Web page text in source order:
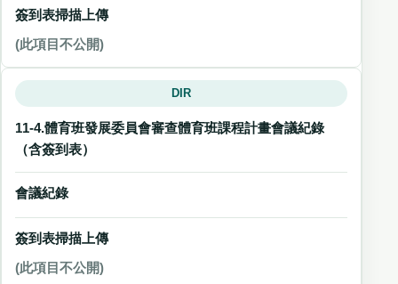
簽到表掃描上傳
(此項目不公開)
DIR
11-4.體育班發展委員會審查體育班課程計畫會議紀錄
（含簽到表）
會議紀錄
簽到表掃描上傳
(此項目不公開)